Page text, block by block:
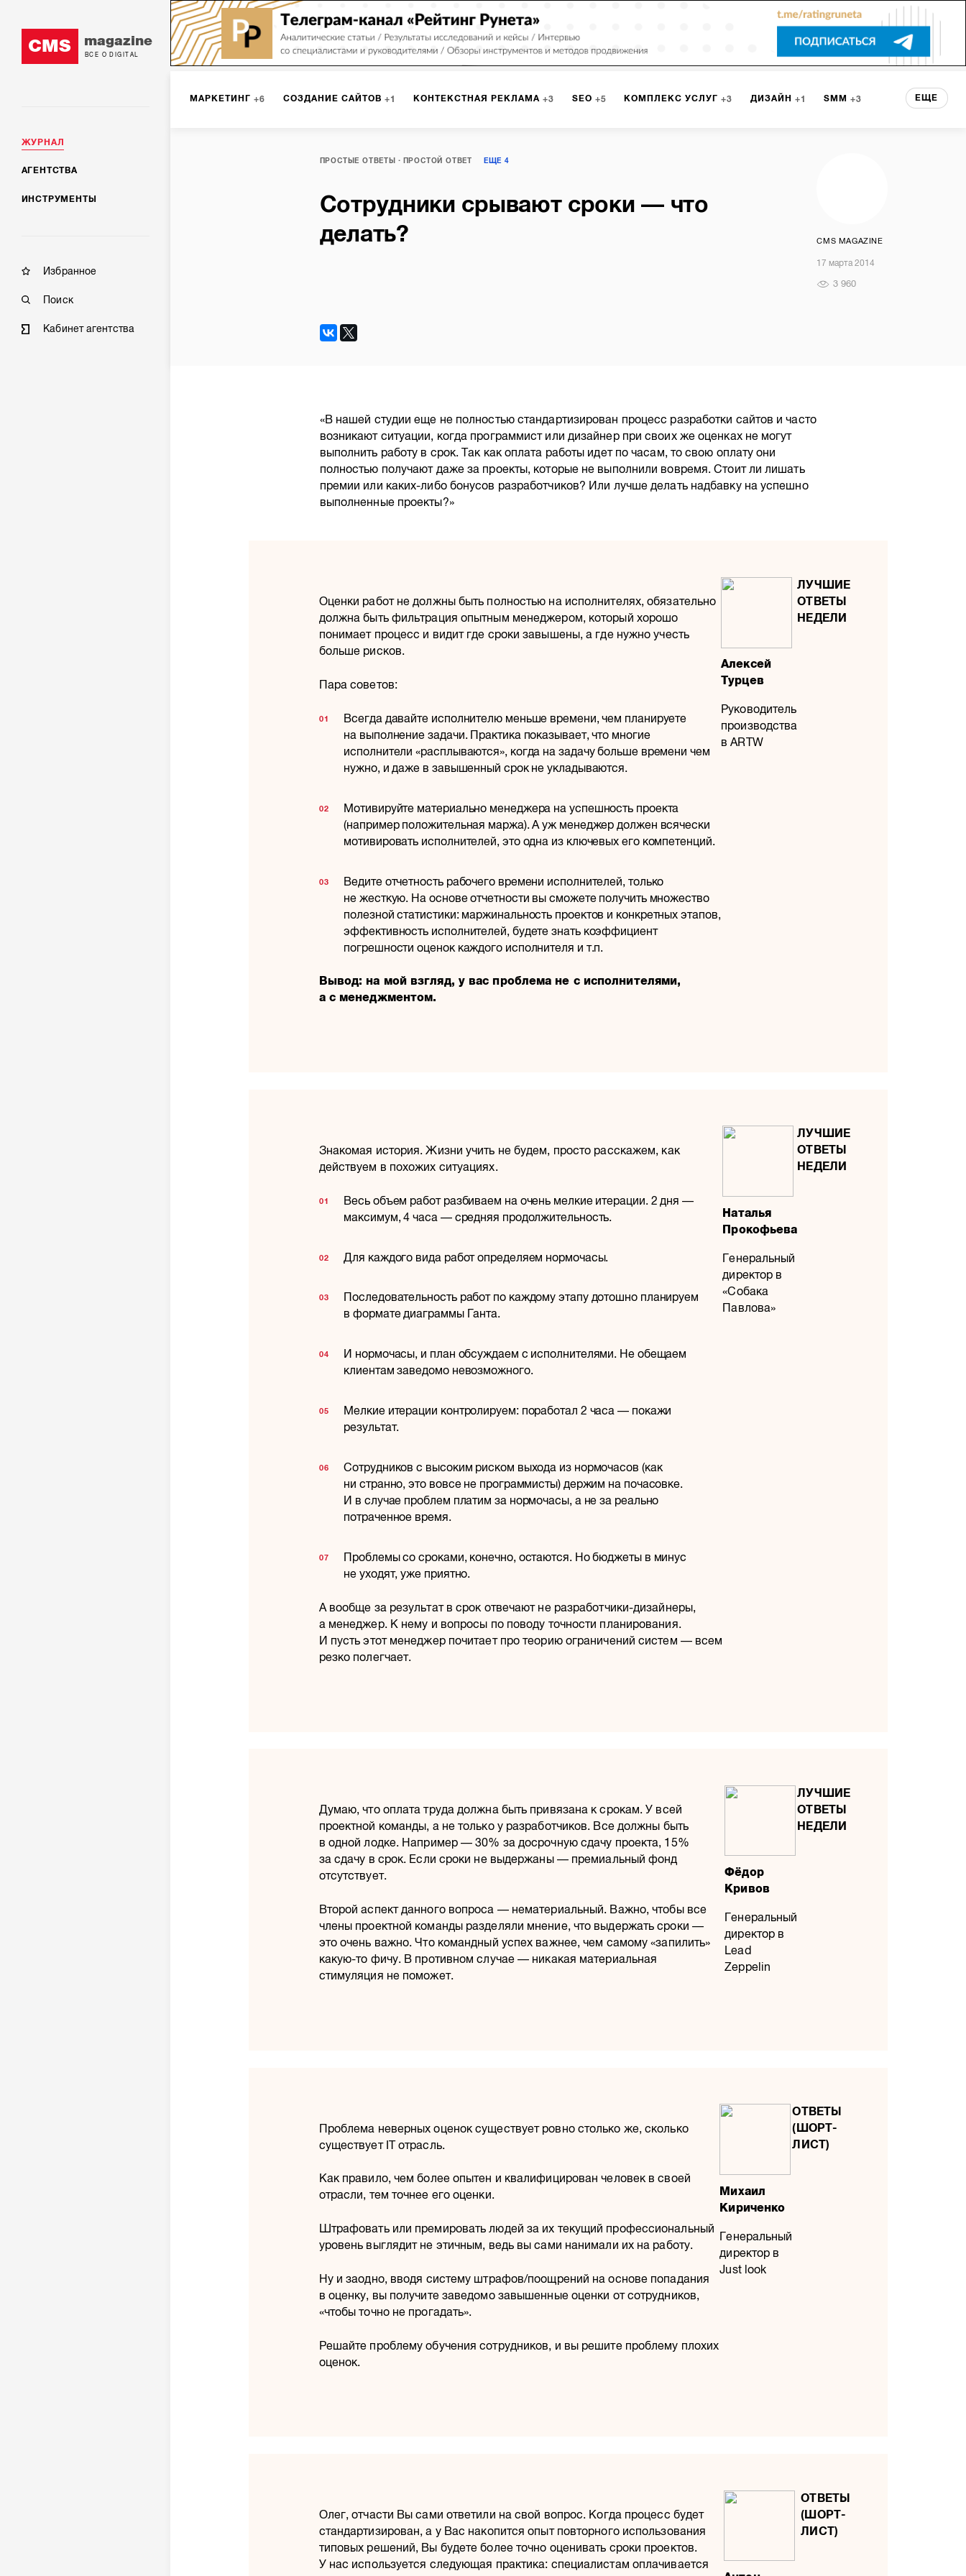
CMS magazine
ВСЕ О DIGITAL
ЖУРНАЛ
АГЕНТСТВА
ИНСТРУМЕНТЫ
Избранное
Поиск
Кабинет агентства
МАРКЕТИНГ 6 СОЗДАНИЕ САЙТОВ 1 КОНТЕКСТНАЯ РЕКЛАМА 3 SEO 5 КОМПЛЕКС УСЛУГ 3 ДИЗАЙН 1 SMM 3
ИНТЕРНЕТ-МАРКЕТИНГ 9 ПРОГРАММИРОВАНИЕ
МОБИЛЬНАЯ РАЗРАБОТКА ЮЗАБИЛИТИ ИНТРАНЕТ МОНИТОРИНГ МЕНЕДЖМЕНТ
ЕЩЕ
ПРОСТЫЕ ОТВЕТЫ ПРОСТОЙ ОТВЕТ ЕЩЕ 4
Сотрудники срывают сроки — что
делать?
CMS MAGAZINE
17 марта 2014
3 960
«В нашей студии еще не полностью стандартизирован процесс разработки сайтов и часто
возникают ситуации, когда программист или дизайнер при своих же оценках не могут
выполнить работу в срок. Так как оплата работы идет по часам, то свою оплату они
полностью получают даже за проекты, которые не выполнили вовремя. Стоит ли лишать
премии или каких-либо бонусов разработчиков? Или лучше делать надбавку на успешно
выполненные проекты?»
Алексей
Турцев
Руководитель
производства
в ARTW
Оценки работ не должны быть полностью на исполнителях, обязательно
должна быть фильтрация опытным менеджером, который хорошо
понимает процесс и видит где сроки завышены, а где нужно учесть
больше рисков.
Пара советов:
Всегда давайте исполнителю меньше времени, чем планируете
на выполнение задачи. Практика показывает, что многие
исполнители «расплываются», когда на задачу больше времени чем
нужно, и даже в завышенный срок не укладываются.
Мотивируйте материально менеджера на успешность проекта
(например положительная маржа). А уж менеджер должен всячески
мотивировать исполнителей, это одна из ключевых его компетенций.
Ведите отчетность рабочего времени исполнителей, только
не жесткую. На основе отчетности вы сможете получить множество
полезной статистики: маржинальность проектов и конкретных этапов,
эффективность исполнителей, будете знать коэффициент
погрешности оценок каждого исполнителя и т.п.
Вывод: на мой взгляд, у вас проблема не с исполнителями,
а с менеджментом.
Наталья
Прокофьева
Генеральный
директор в
«Собака
Павлова»
Знакомая история. Жизни учить не будем, просто расскажем, как
действуем в похожих ситуациях.
Весь объем работ разбиваем на очень мелкие итерации. 2 дня —
максимум, 4 часа — средняя продолжительность.
Для каждого вида работ определяем нормочасы.
Последовательность работ по каждому этапу дотошно планируем
в формате диаграммы Ганта.
И нормочасы, и план обсуждаем с исполнителями. Не обещаем
клиентам заведомо невозможного.
Мелкие итерации контролируем: поработал 2 часа — покажи
результат.
Сотрудников с высоким риском выхода из нормочасов (как
ни странно, это вовсе не программисты) держим на почасовке.
И в случае проблем платим за нормочасы, а не за реально
потраченное время.
Проблемы со сроками, конечно, остаются. Но бюджеты в минус
не уходят, уже приятно.
А вообще за результат в срок отвечают не разработчики-дизайнеры,
а менеджер. К нему и вопросы по поводу точности планирования.
И пусть этот менеджер почитает про теорию ограничений систем — всем
резко полегчает.
Фёдор
Кривов
Генеральный
директор в
Lead
Zeppelin
Думаю, что оплата труда должна быть привязана к срокам. У всей
проектной команды, а не только у разработчиков. Все должны быть
в одной лодке. Например — 30% за досрочную сдачу проекта, 15%
за сдачу в срок. Если сроки не выдержаны — премиальный фонд
отсутствует.
Второй аспект данного вопроса — нематериальный. Важно, чтобы все
члены проектной команды разделяли мнение, что выдержать сроки —
это очень важно. Что командный успех важнее, чем самому «запилить»
какую-то фичу. В противном случае — никакая материальная
стимуляция не поможет.
Михаил
Кириченко
Генеральный
директор в
Just look
Проблема неверных оценок существует ровно столько же, сколько
существует IT отрасль.
Как правило, чем более опытен и квалифицирован человек в своей
отрасли, тем точнее его оценки.
Штрафовать или премировать людей за их текущий профессиональный
уровень выглядит не этичным, ведь вы сами нанимали их на работу.
Ну и заодно, вводя систему штрафов/поощрений на основе попадания
в оценку, вы получите заведомо завышенные оценки от сотрудников,
«чтобы точно не прогадать».
Решайте проблему обучения сотрудников, и вы решите проблему плохих
оценок.
Олег, отчасти Вы сами ответили на свой вопрос. Когда процесс будет
стандартизирован, а у Вас накопится опыт повторного использования
типовых решений, Вы будете более точно оценивать сроки проектов.
У нас используется следующая практика: специалистам оплачивается